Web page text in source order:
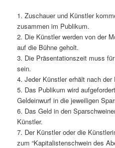
1. Zuschauer und Künstler
zusammen im Publikum.
2. Die Künstler werden von der
auf die Bühne geholt.
3. Die Präsentationszeit muss
sein.
4. Jeder Künstler erhält nach
5. Das Publikum wird
Geldeinwurf in die jeweiligen
6. Das Geld in den
Künstler.
7. Der Künstler oder die
zum “Kapitalistenschwein des